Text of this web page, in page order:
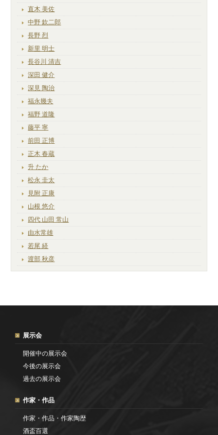
直木 美佐
中野 欽二郎
長野 烈
新里 明士
長谷川 清吉
深田 健介
深見 陶治
福永幾夫
福野 道隆
藤平 寧
前田 正博
正木 春蔵
升 たか
松永 圭太
見附 正康
山根 悠介
四代 山田 常山
由水常雄
若尾 経
渡部 秋彦
展示会
開催中の展示会
今後の展示会
過去の展示会
作家・作品
作家・作品・作家陶歴
酒盃百選